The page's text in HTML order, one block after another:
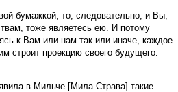
бумажкой, то, следовательно, и Вы,
тоже являетесь ею. И потому
к Вам или нам так или иначе, каждое
строит проекцию своего будущего.
в Мильче [Мила Страва] такие